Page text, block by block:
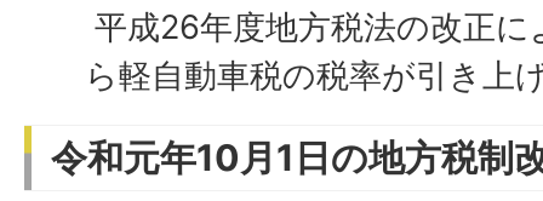
平成26年度地方税法の改正
ら軽自動車税の税率が引き上
令和元年10月1日の地方税制